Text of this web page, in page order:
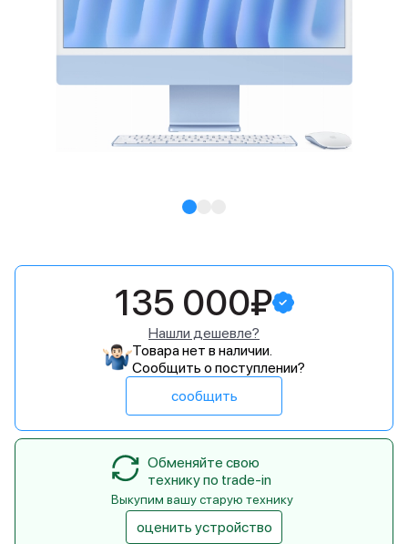
135 000₽
Нашли дешевле?
Товара нет в наличии.
Сообщить о поступлении?
сообщить
Обменяйте свою
технику по trade-in
Выкупим вашу старую технику
оценить устройство